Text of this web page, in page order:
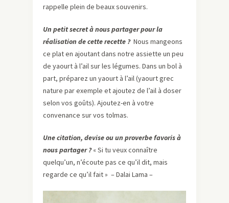
rappelle plein de beaux souvenirs.
Un petit secret à nous partager pour la
réalisation de cette recette ?Nous mangeons
ce plat en ajoutant dans notre assiette un peu
de yaourt à l’ail sur les légumes. Dans un bol à
part, préparez un yaourt à l’ail (yaourt grec
nature par exemple et ajoutez de l’ail à doser
selon vos goûts). Ajoutez-en à votre
convenance sur vos tolmas.
Une citation, devise ou un proverbe favoris à
nous partager ?« Si tu veux connaître
quelqu’un, n’écoute pas ce qu’il dit, mais
regarde ce qu’il fait » – Dalai Lama –